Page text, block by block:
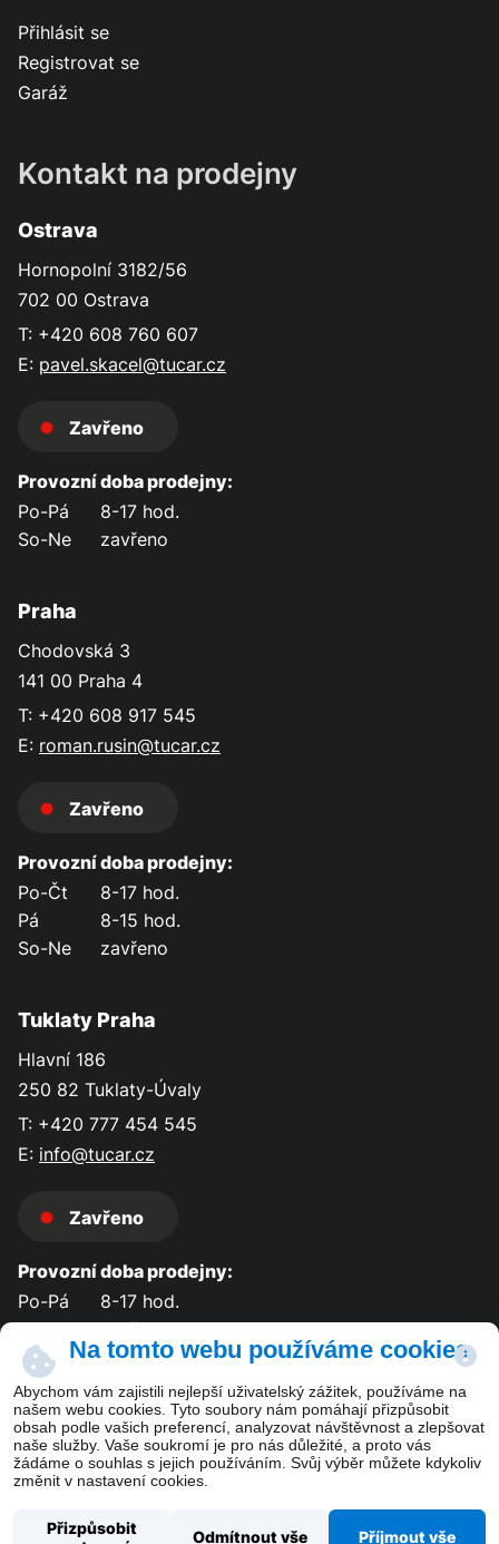
Na tomto webu používáme cookies
Abychom vám zajistili nejlepší uživatelský zážitek, používáme na
našem webu cookies. Tyto soubory nám pomáhají přizpůsobit
obsah podle vašich preferencí, analyzovat návštěvnost a zlepšovat
naše služby. Vaše soukromí je pro nás důležité, a proto vás
žádáme o souhlas s jejich používáním. Svůj výběr můžete kdykoliv
změnit v nastavení cookies.
Přizpůsobit
Odmítnout vše Příjmout vše
Přihlásit se
Registrovat se
Garáž
Kontakt na prodejny
Ostrava
Hornopolní 3182/56
702 00 Ostrava
T: +420 608 760 607
E: pavel.skacel@tucar.cz
Zavřeno
Provozní doba prodejny:
Po-Pá
8-17 hod.
So-Ne
zavřeno
Praha
Chodovská 3
141 00 Praha 4
T: +420 608 917 545
E: roman.rusin@tucar.cz
Zavřeno
Provozní doba prodejny:
Po-Čt
8-17 hod.
Pá
8-15 hod.
So-Ne
zavřeno
Tuklaty Praha
Hlavní 186
250 82 Tuklaty-Úvaly
T: +420 777 454 545
E: info@tucar.cz
Zavřeno
Provozní doba prodejny:
Po-Pá
8-17 hod.
So-Ne
zavřeno
Kontakt